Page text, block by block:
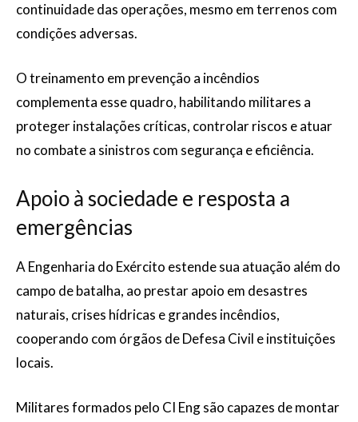
continuidade das operações, mesmo em terrenos com
condições adversas.
O treinamento em prevenção a incêndios
complementa esse quadro, habilitando militares a
proteger instalações críticas, controlar riscos e atuar
no combate a sinistros com segurança e eficiência.
Apoio à sociedade e resposta a
emergências
A Engenharia do Exército estende sua atuação além do
campo de batalha, ao prestar apoio em desastres
naturais, crises hídricas e grandes incêndios,
cooperando com órgãos de Defesa Civil e instituições
locais.
Militares formados pelo CI Eng são capazes de montar